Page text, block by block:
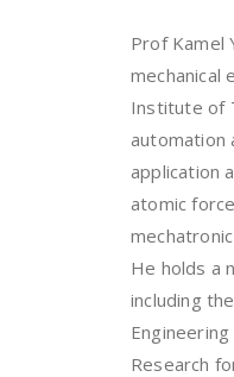
Prof Kamel
mechanical
Institute of
automation
application
atomic
He holds a
including
Research